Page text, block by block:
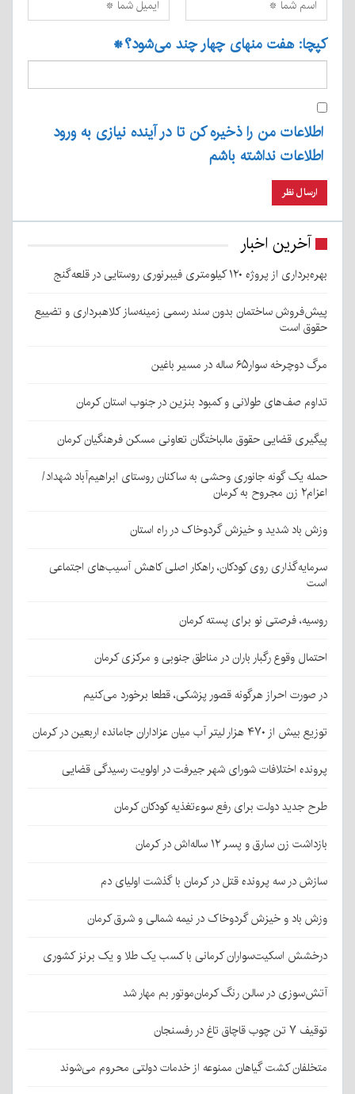
کپچا: هفت منهای چهار چند می‌شود؟*
اطلاعات من را ذخیره کن تا در آینده نیازی به ورود
اطلاعات نداشته باشم
آخرین اخبار
بهره‌برداری از پروژه ۱۲۰ کیلومتری فیبرنوری روستایی در قلعه‌گنج
پیش‌فروش ساختمان بدون سند رسمی زمینه‌ساز کلاهبرداری و تضییع
حقوق است
مرگ دوچرخه سوار۶۵ ساله در مسیر باغین
تداوم صف‌های طولانی و کمبود بنزین در جنوب استان کرمان
پیگیری قضایی حقوق مالباختگان تعاونی مسکن فرهنگیان کرمان
حمله یک گونه جانوری وحشی به ساکنان روستای ابراهیم‌آباد شهداد/
اعزام۲ زن مجروح به کرمان
وزش باد شدید و خیزش گردوخاک در راه استان
سرمایه‌گذاری روی کودکان، راهکار اصلی کاهش آسیب‌های اجتماعی
است
روسیه، فرصتی نو برای پسته کرمان
احتمال وقوع رگبار باران در مناطق جنوبی و مرکزی کرمان
در صورت احراز هرگونه قصور پزشکی، قطعا برخورد می‌کنیم
توزیع بیش از ۴۷۰ هزار لیتر آب میان عزاداران جامانده اربعین در کرمان
پرونده اختلافات شورای شهر جیرفت در اولویت رسیدگی قضایی
طرح جدید دولت برای رفع سوءتغذیه کودکان کرمان
بازداشت زن سارق و پسر ۱۲ ساله‌اش در کرمان
سازش در سه پرونده قتل در کرمان با گذشت اولیای دم
وزش باد و خیزش گردوخاک در نیمه شمالی و شرق کرمان
درخشش اسکیت‌سواران کرمانی با کسب یک طلا و یک برنز کشوری
آتش‌سوزی در سالن رنگ کرمان‌موتور بم مهار شد
توقیف ۷ تن چوب قاچاق تاغ در رفسنجان
متخلفان کشت گیاهان ممنوعه از خدمات دولتی محروم می‌شوند